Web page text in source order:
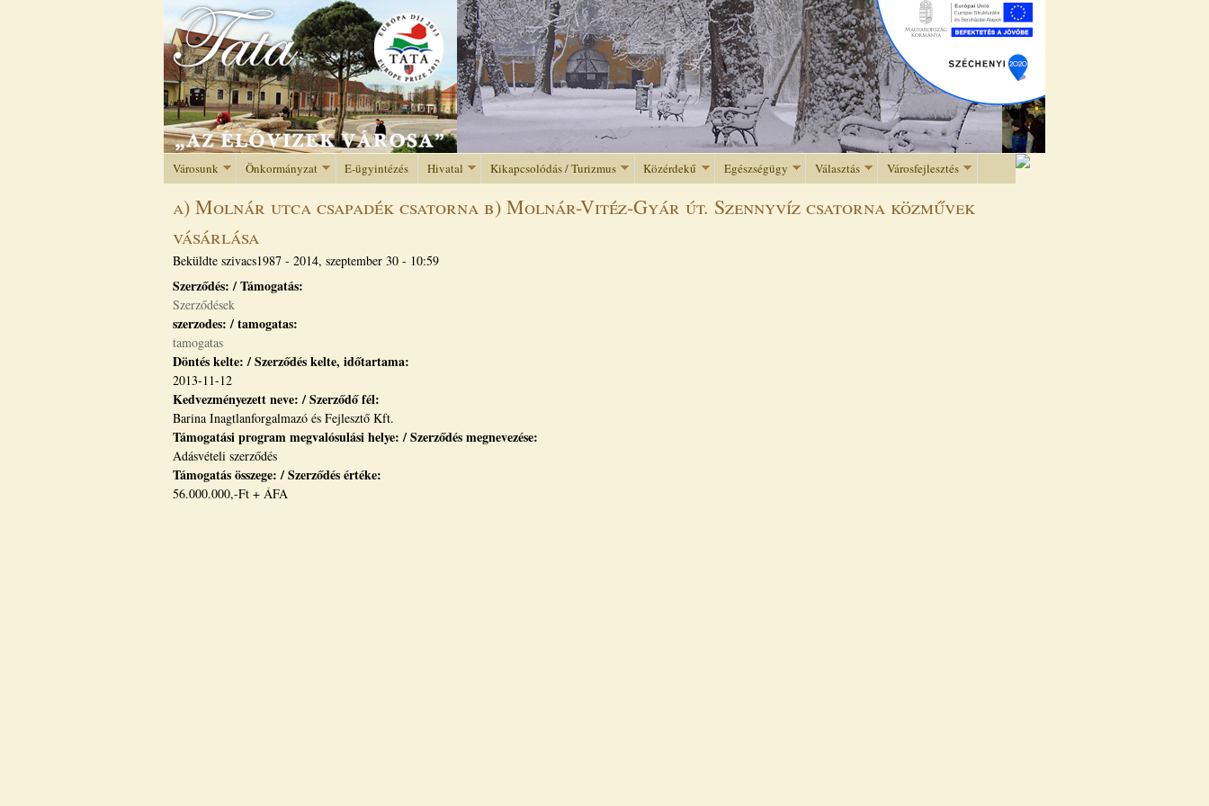
Jump to navigation
Városunk Önkormányzat E-ügyintézés Hivatal Kikapcsolódás / Turizmus Közérdekű Egészségügy Választás Városfejlesztés
a) Molnár utca csapadék csatorna b) Molnár-Vitéz-Gyár út. Szennyvíz csatorna közművek
vásárlása
Beküldte szivacs1987 - 2014, szeptember 30 - 10:59
Szerződés: / Támogatás:
Szerződések
szerzodes: / tamogatas:
tamogatas
Döntés kelte: / Szerződés kelte, időtartama:
2013-11-12
Kedvezményezett neve: / Szerződő fél:
Barina Inagtlanforgalmazó és Fejlesztő Kft.
Támogatási program megvalósulási helye: / Szerződés megnevezése:
Adásvételi szerződés
Támogatás összege: / Szerződés értéke:
56.000.000,-Ft + ÁFA